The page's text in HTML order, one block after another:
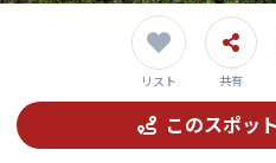
リスト 共有
このスポッ